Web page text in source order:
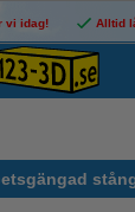
vi idag! Alltid